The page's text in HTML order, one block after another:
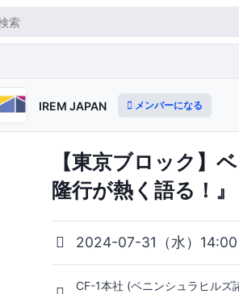
IREM JAPAN メンバーになる
【東京ブロック】
隆行が熱く語る！
2024-07-31（水）
CF-1本社 (ペニンシュラヒルズ